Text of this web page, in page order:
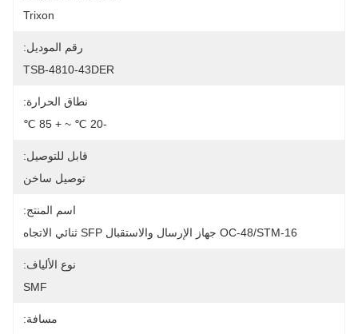
Trixon
رقم الموديل:
TSB-4810-43DER
نطاق الحرارة:
-20 ℃ ~ + 85 ℃
قابل للتوصيل:
توصيل ساخن
اسم المنتج:
OC-48/STM-16 جهاز الإرسال والاستقبال SFP ثنائي الاتجاه
نوع الألياف:
SMF
مسافة: